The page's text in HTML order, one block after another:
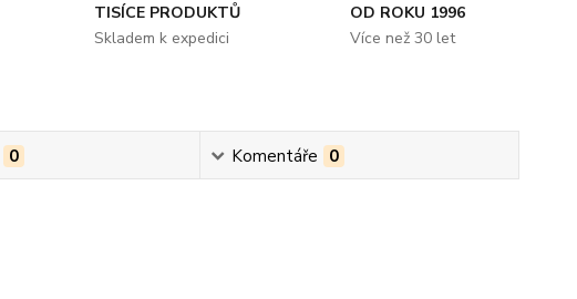
TISÍCE PRODUKTŮ
Skladem k expedici
OD ROKU 1996
Více než 30 let
0 Komentáře 0